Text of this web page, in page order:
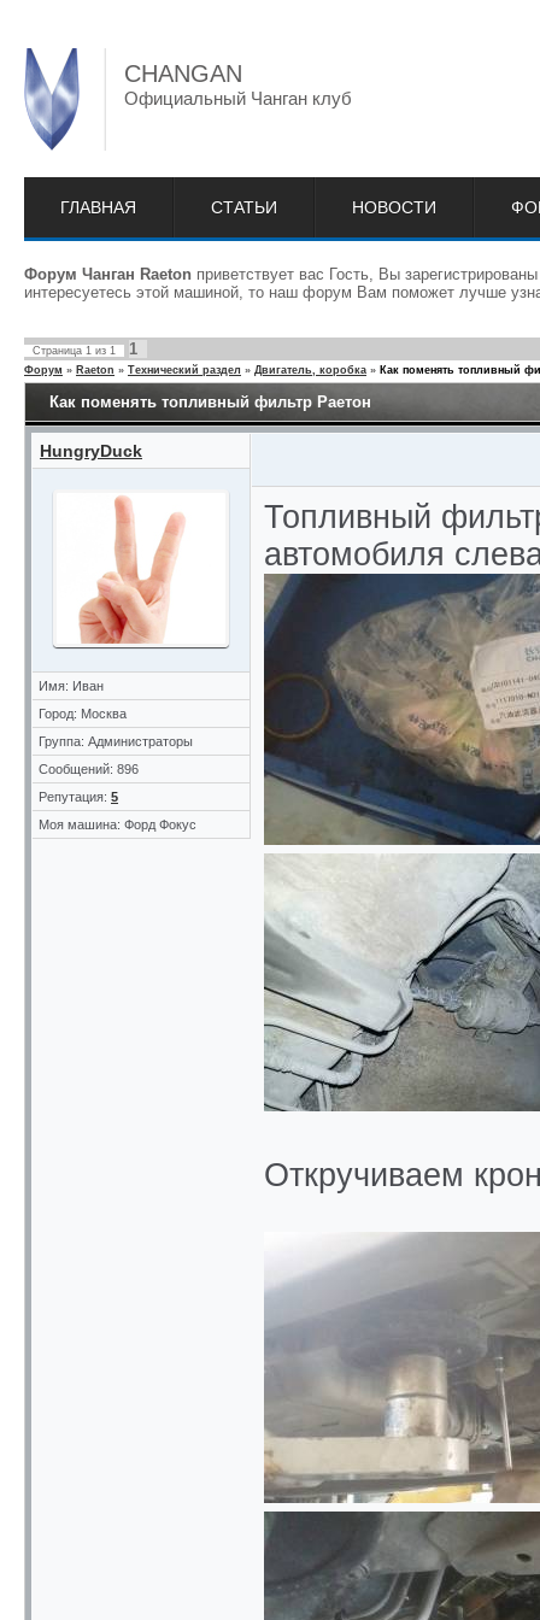
CHANGAN
Официальный Чанган клуб
ГЛАВНАЯ СТАТЬИ НОВОСТИ
Форум Чанган Raeton приветствует вас Гость, Вы
интересуетесь этой машиной, то наш форум Вам поможет лучше
Страница 1 из 1 1
Форум » Raeton » Технический раздел » Двигатель, коробка » Как поменять топливный
Как поменять топливный фильтр Раетон
HungryDuck
Имя: Иван
Город: Москва
Группа: Администраторы
Сообщений: 896
Репутация: 5
Моя машина: Форд Фокус
Топливный
автомобиля
Откручиваем